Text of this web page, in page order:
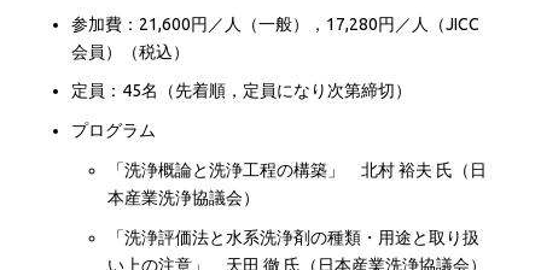
参加費：21,600円／人（一般），17,280円／人（JICC
会員）（税込）
定員：45名（先着順，定員になり次第締切）
プログラム
「洗浄概論と洗浄工程の構築」 北村 裕夫 氏（日
本産業洗浄協議会）
「洗浄評価法と水系洗浄剤の種類・用途と取り扱
い上の注意」 天田 徹 氏（日本産業洗浄協議会）